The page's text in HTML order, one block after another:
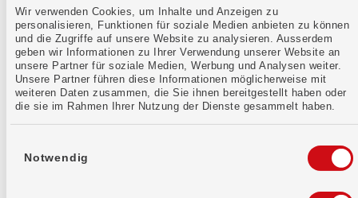
Wir verwenden Cookies, um Inhalte und Anzeigen zu
personalisieren, Funktionen für soziale Medien anbieten zu können
und die Zugriffe auf unsere Website zu analysieren. Ausserdem
geben wir Informationen zu Ihrer Verwendung unserer Website an
unsere Partner für soziale Medien, Werbung und Analysen weiter.
Unsere Partner führen diese Informationen möglicherweise mit
weiteren Daten zusammen, die Sie ihnen bereitgestellt haben oder
die sie im Rahmen Ihrer Nutzung der Dienste gesammelt haben.
Notwendig
Geschäftsbericht
Geschäftsberichte, Finanzberichte,
Jahresberichte: Hier bleibst du immer auf dem
Laufenden.